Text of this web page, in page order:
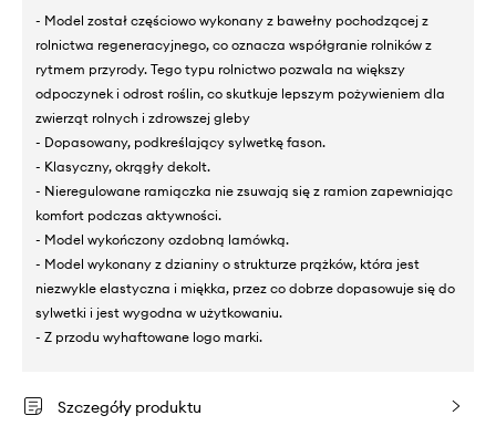
- Model został częściowo wykonany z bawełny pochodzącej z
rolnictwa regeneracyjnego, co oznacza współgranie rolników z
rytmem przyrody. Tego typu rolnictwo pozwala na większy
odpoczynek i odrost roślin, co skutkuje lepszym pożywieniem dla
zwierząt rolnych i zdrowszej gleby
- Dopasowany, podkreślający sylwetkę fason.
- Klasyczny, okrągły dekolt.
- Nieregulowane ramiączka nie zsuwają się z ramion zapewniając
komfort podczas aktywności.
- Model wykończony ozdobną lamówką.
- Model wykonany z dzianiny o strukturze prążków, która jest
niezwykle elastyczna i miękka, przez co dobrze dopasowuje się do
sylwetki i jest wygodna w użytkowaniu.
- Z przodu wyhaftowane logo marki.
Szczegóły produktu